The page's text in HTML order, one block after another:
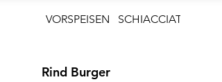
VORSPEISEN SCHIACCIATINE
Rind Burger